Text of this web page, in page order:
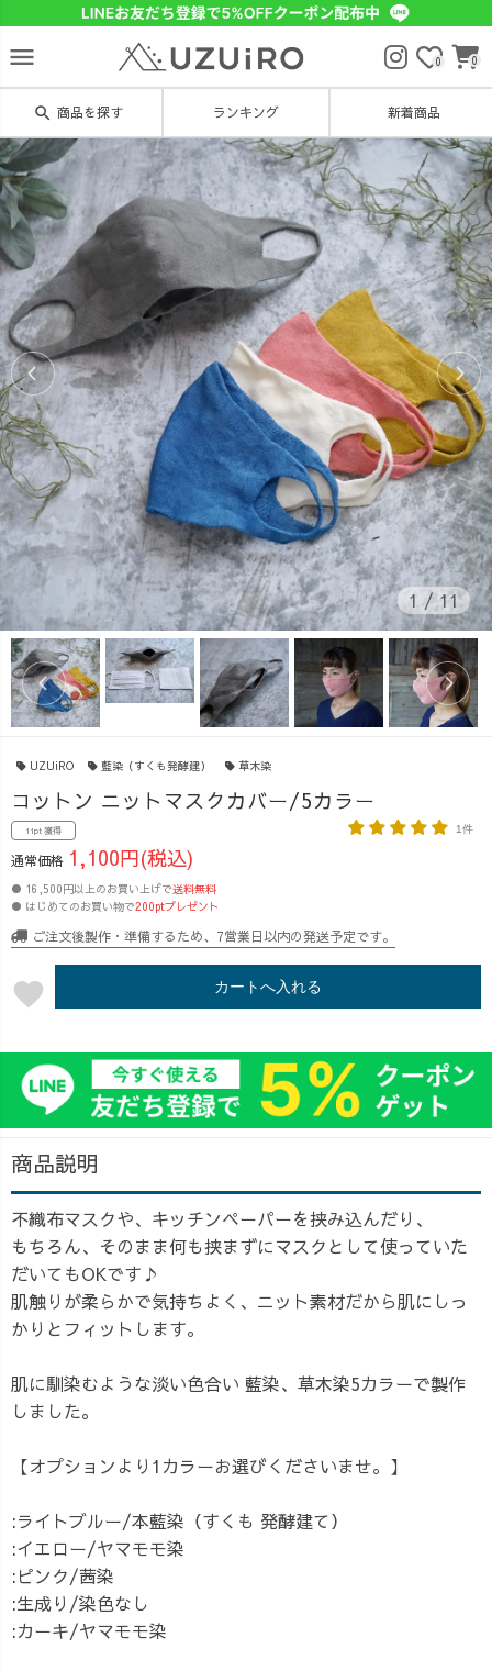
menu 0 0
search 商品を探す ランキング 新着商品
1 /11
UZUiRO 藍染（すくも発酵建） 草木染
コットン ニットマスクカバー/5カラー
11pt 獲得 1件
通常価格 1,100円(税込)
● 16,500円以上のお買い上げで送料無料
● はじめてのお買い物で200ptプレゼント
ご注文後製作・準備するため、7営業日以内の発送予定です。
favorite カートへ入れる
商品説明
不織布マスクや、キッチンペーパーを挟み込んだり、
もちろん、そのまま何も挟まずにマスクとして使っていた
だいてもOKです♪
肌触りが柔らかで気持ちよく、ニット素材だから肌にしっ
かりとフィットします。
肌に馴染むような淡い色合い 藍染、草木染5カラーで製作
しました。
【オプションより1カラーお選びくださいませ。】
:ライトブルー/本藍染（すくも 発酵建て）
:イエロー/ヤマモモ染
:ピンク/茜染
:生成り/染色なし
:カーキ/ヤマモモ染